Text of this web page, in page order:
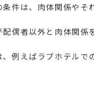
件は、肉体関係やそ
偶者以外と肉体関係
例えばラブホテルで